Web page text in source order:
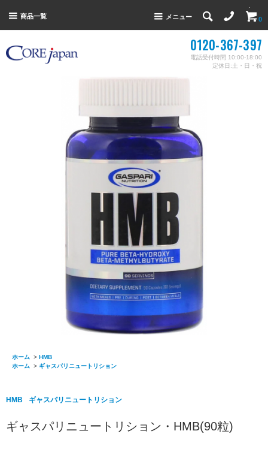
商品一覧 メニュー 0
0120-367-397
電話受付時間 10:00-18:00
定休日:土・日・祝
ホーム > HMB
ホーム
> ギャスパリニュートリション
HMB ギャスパリニュートリション
ギャスパリニュートリション・HMB(90粒)